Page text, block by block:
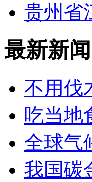
贵州省
最新新闻
不用伐
吃当地
全球气
我国碳